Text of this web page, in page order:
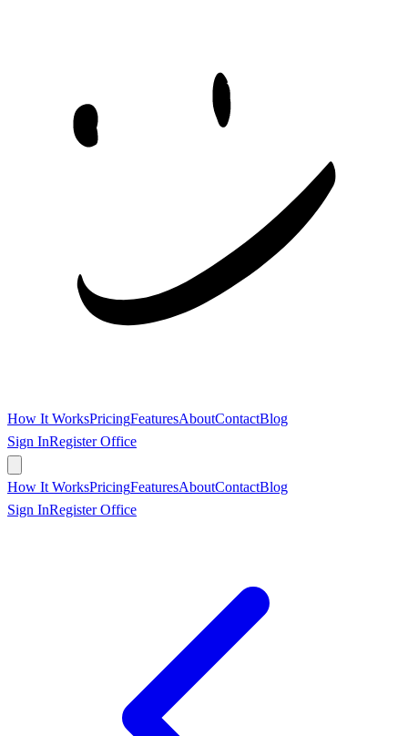
How It WorksPricingFeaturesAboutContactBlog
Sign InRegister Office
How It WorksPricingFeaturesAboutContactBlog
Sign InRegister Office